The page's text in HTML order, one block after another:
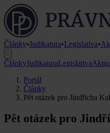
Články•Judikatura•Legislativa•
ČlánkyJudikaturaLegislativa
Portál
Články
Pět otázek pro Jindřicha
Pět otázek pro